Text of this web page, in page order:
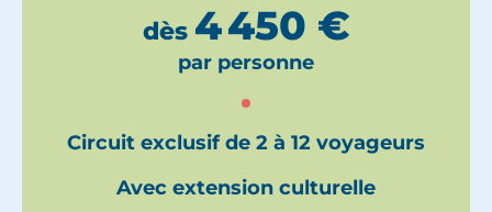
dès 4 450 €
par personne
Circuit exclusif de 2 à 12 voyageurs
Avec extension culturelle